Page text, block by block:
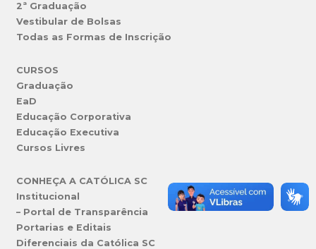
2ª Graduação
Vestibular de Bolsas
Todas as Formas de Inscrição
CURSOS
Graduação
EaD
Educação Corporativa
Educação Executiva
Cursos Livres
CONHEÇA A CATÓLICA SC
Institucional
– Portal de Transparência
Portarias e Editais
Diferenciais da Católica SC